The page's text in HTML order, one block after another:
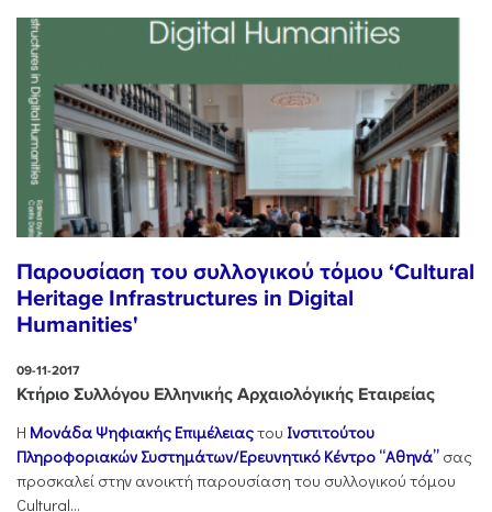
Παρουσίαση του συλλογικού τόμου ‘Cultural
Heritage Infrastructures in Digital
Humanities'
09-11-2017
Κτήριο Συλλόγου Ελληνικής Αρχαιολόγικής Εταιρείας
Η Μονάδα Ψηφιακής Επιμέλειαςτου Ινστιτούτου
Πληροφοριακών Συστημάτων/Ερευνητικό Κέντρο “Αθηνά” σας
προσκαλεί στην ανοικτή παρουσίαση του συλλογικού τόμου
Cultural...